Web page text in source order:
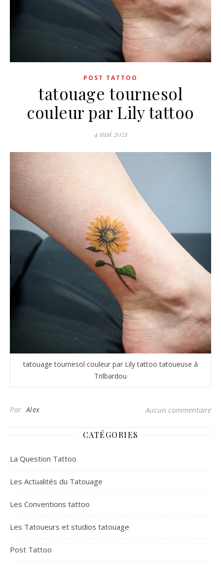
POST TATTOO
tatouage tournesol
couleur par Lily tattoo
4 mai 2021
tatouage tournesol couleur par Lily tattoo tatoueuse à
Trilbardou
ParAlex Aucun commentaire
CATÉGORIES
La Question Tattoo
Les Actualités du Tatouage
Les Conventions tattoo
Les Tatoueurs et studios tatouage
Post Tattoo